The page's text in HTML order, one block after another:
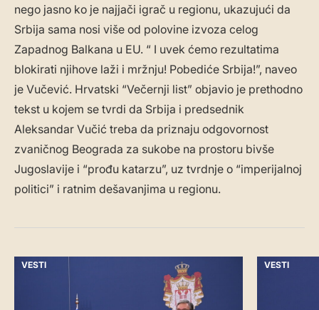
nego jasno ko je najjači igrač u regionu, ukazujući da
Srbija sama nosi više od polovine izvoza celog
Zapadnog Balkana u EU. “ I uvek ćemo rezultatima
blokirati njihove laži i mržnju! Pobediće Srbija!”, naveo
je Vučević. Hrvatski “Večernji list” objavio je prethodno
tekst u kojem se tvrdi da Srbija i predsednik
Aleksandar Vučić treba da priznaju odgovornost
zvaničnog Beograda za sukobe na prostoru bivše
Jugoslavije i “prođu katarzu”, uz tvrdnje o “imperijalnoj
politici” i ratnim dešavanjima u regionu.
VESTI VESTI